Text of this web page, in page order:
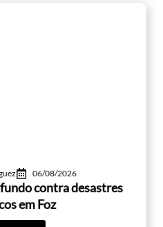
06/08/2026
contra desastres
em Foz